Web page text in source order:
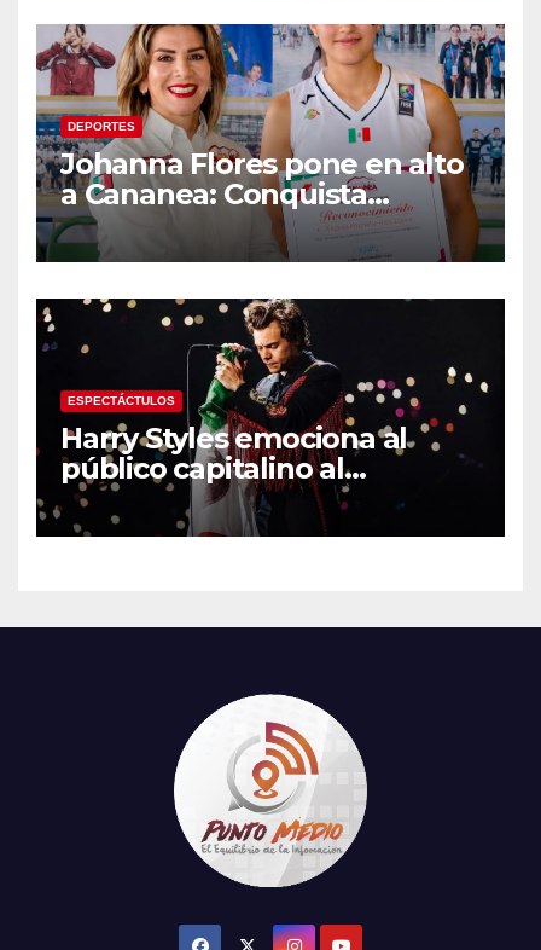
DEPORTES
Johanna Flores pone en alto
a Cananea: Conquista
medalla de plata con la
Selección Mexicana Sub-20
Centroamericanos
ESPECTÁCTULOS
Harry Styles emociona al
público capitalino al
interpretar “Cielito Lindo” en
su tercer concierto en la